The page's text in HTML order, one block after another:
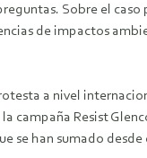
Sobre el
de impactos
a nivel
campaña Resist
se han sumado